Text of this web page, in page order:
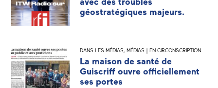
géostratégiques majeurs.
DANS LES MÉDIAS, MÉDIAS | EN CIRCONSCRIPTION
La maison de santé de
Guiscriff ouvre officiellement
ses portes